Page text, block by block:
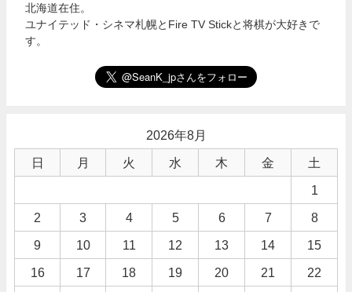
北海道在住。
ユナイテッド・シネマ札幌とFire TV Stickと将棋が大好きで
す。
2026年8月
日 月 火 水 木 金 土
1
2 3 4 5 6 7 8
9 10 11 12 13 14 15
16 17 18 19 20 21 22